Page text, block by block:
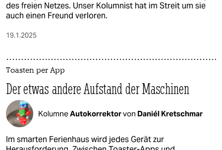
des freien Netzes. Unser Kolumnist hat im Streit um sie
auch einen Freund verloren.
19.1.2025
Toasten per App
Der etwas andere Aufstand der Maschinen
KolumneAutokorrektorvon Daniél Kretschmar
Im smarten Ferienhaus wird jedes Gerät zur